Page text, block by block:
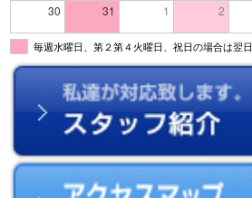
30 31 1 2
毎週水曜日、第２第４火曜日、祝日の場合は翌日